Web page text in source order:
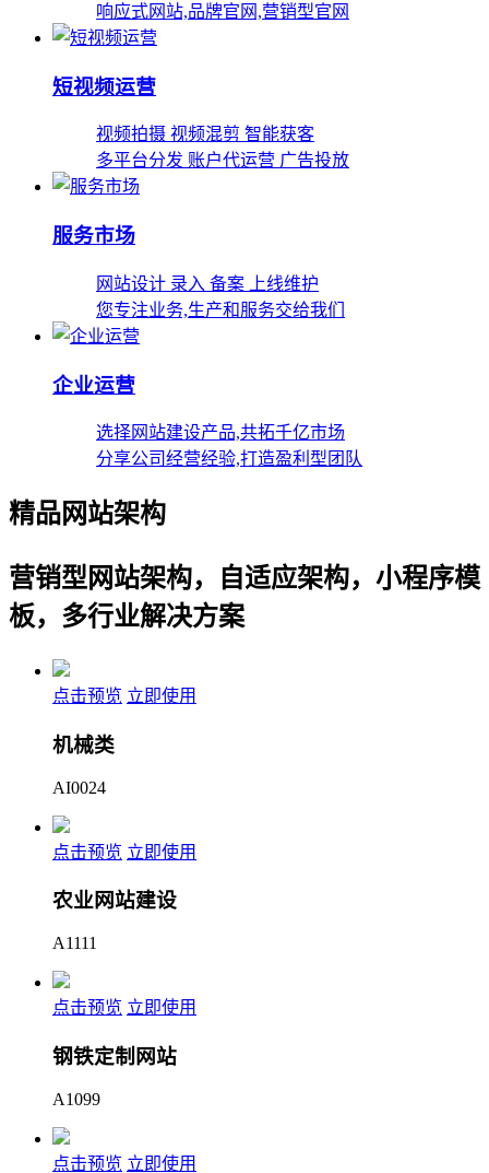
响应式网站,品牌官网,营销型官网
短视频运营
视频拍摄 视频混剪 智能获客
多平台分发 账户代运营 广告投放
服务市场
网站设计 录入 备案 上线维护
您专注业务,生产和服务交给我们
企业运营
选择网站建设产品,共拓千亿市场
分享公司经营经验,打造盈利型团队
精品网站架构
营销型网站架构，自适应架构，小程序模
板，多行业解决方案
点击预览 立即使用
机械类
AI0024
点击预览 立即使用
农业网站建设
A1111
点击预览 立即使用
钢铁定制网站
A1099
点击预览 立即使用